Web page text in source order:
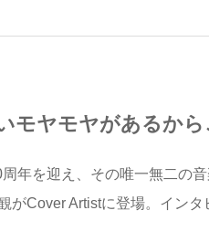
モヤモヤがあるか
年を迎え、その唯一無二の
がCover Artistに登場。イン